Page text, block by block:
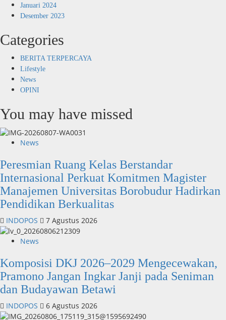
Januari 2024
Desember 2023
Categories
BERITA TERPERCAYA
Lifestyle
News
OPINI
You may have missed
News
Peresmian Ruang Kelas Berstandar
Internasional Perkuat Komitmen Magister
Manajemen Universitas Borobudur Hadirkan
Pendidikan Berkualitas
INDOPOS 7 Agustus 2026
News
Komposisi DKJ 2026–2029 Mengecewakan,
Pramono Jangan Ingkar Janji pada Seniman
dan Budayawan Betawi
INDOPOS 6 Agustus 2026